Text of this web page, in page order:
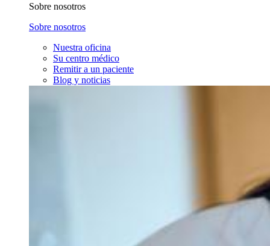
Sobre nosotros
Sobre nosotros
Nuestra oficina
Su centro médico
Remitir a un paciente
Blog y noticias